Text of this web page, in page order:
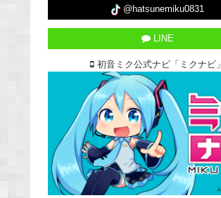
@hatsunemiku0831
LINE
初音ミク公式ナビ「ミクナビ」